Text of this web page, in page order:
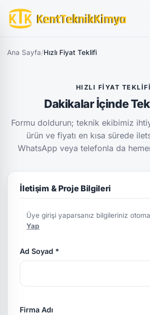
Ana Sayfa/Hızlı Fiyat Teklifi
HIZLI FIYAT TEKLIFI
Dakikalar İçinde
Formu doldurun; teknik ekibimiz
ürün ve fiyatı en kısa sürede
WhatsApp veya telefonla da
İletişim & Proje Bilgileri
Üye girişi yaparsanız bilgileriniz
Yap
Ad Soyad *
Firma Adı